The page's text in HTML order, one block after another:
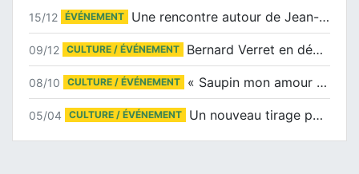
15/12 ÉVÉNEMENT Une rencontre autour de Jean-Claude Suaudeau
09/12 CULTURE / ÉVÉNEMENT Bernard Verret en dédicaces le samedi 13 décembre à l’Espace Culturel Atlantis
08/10 CULTURE / ÉVÉNEMENT « Saupin mon amour » au salon du livre de Trentemoult
05/04 CULTURE / ÉVÉNEMENT Un nouveau tirage pour le Docu-BD